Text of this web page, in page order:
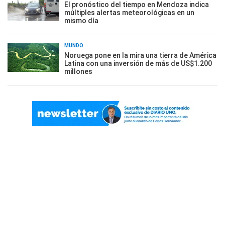
El pronóstico del tiempo en Mendoza indica
múltiples alertas meteorológicas en un
mismo día
MUNDO
Noruega pone en la mira una tierra de América
Latina con una inversión de más de US$1.200
millones